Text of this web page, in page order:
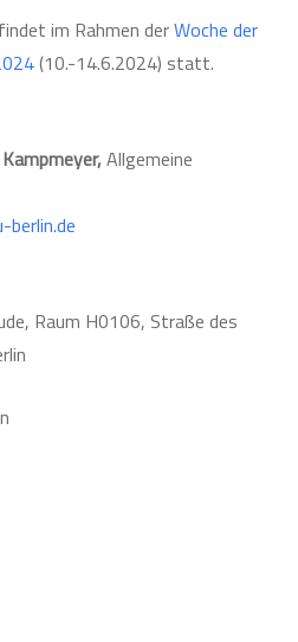
im Rahmen derWoche der
(10.-14.6.2024) statt.
Allgemeine
Raum H0106, Straße des